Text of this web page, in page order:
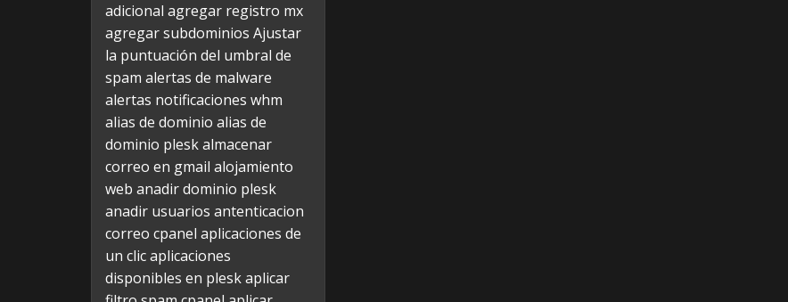
adicional agregar registro mx
agregar subdominios Ajustar
la puntuación del umbral de
spam alertas de malware
alertas notificaciones whm
alias de dominio alias de
dominio pleskalmacenar
correo en gmail alojamiento
web anadir dominio plesk
anadir usuarios antenticacion
correo cpanel aplicaciones de
un clicaplicaciones
disponibles en pleskaplicar